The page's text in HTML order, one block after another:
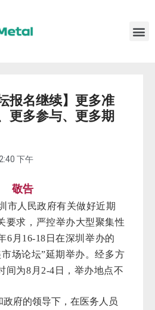
报名继续】更多准
更多参与、更多期
下午
敬告
市人民政府有关做好近期
要求，严控举办大型聚集性
6月16-18日在深圳举办的
场论坛”延期举办。经多方
间为8月2-4日，举办地点不
府的领导下，在医务人员